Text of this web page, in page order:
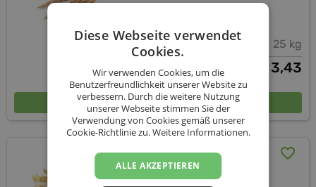
1 kg - 25 kg
3,43
In den Warenkorb
BIO Speise HAFER
BioHof Wellinger
Diese Webseite verwendet
Cookies.
Wir verwenden Cookies, um die
Benutzerfreundlichkeit unserer Website zu
verbessern. Durch die weitere Nutzung
unserer Webseite stimmen Sie der
Verwendung von Cookies gemäß unserer
Cookie-Richtlinie zu.Weitere Informationen.
ALLE AKZEPTIEREN